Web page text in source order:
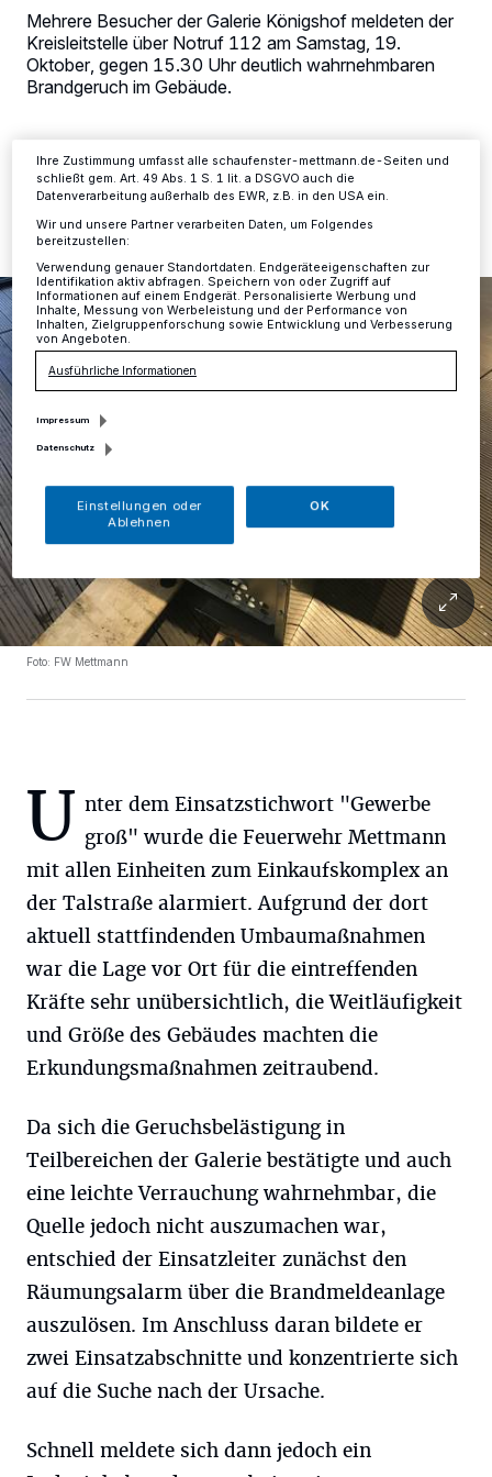
Mehrere Besucher der Galerie Königshof meldeten der
Kreisleitstelle über Notruf 112 am Samstag, 19.
Oktober, gegen 15.30 Uhr deutlich wahrnehmbaren
Brandgeruch im Gebäude.
21.10.2019 , 10:18 Uhr Eine Minute Lesezeit
Foto: FW Mettmann
U nter dem Einsatzstichwort "Gewerbe
groß" wurde die Feuerwehr Mettmann
mit allen Einheiten zum Einkaufskomplex an
der Talstraße alarmiert. Aufgrund der dort
aktuell stattfindenden Umbaumaßnahmen
war die Lage vor Ort für die eintreffenden
Kräfte sehr unübersichtlich, die Weitläufigkeit
und Größe des Gebäudes machten die
Erkundungsmaßnahmen zeitraubend.
Da sich die Geruchsbelästigung in
Teilbereichen der Galerie bestätigte und auch
eine leichte Verrauchung wahrnehmbar, die
Quelle jedoch nicht auszumachen war,
entschied der Einsatzleiter zunächst den
Räumungsalarm über die Brandmeldeanlage
auszulösen. Im Anschluss daran bildete er
zwei Einsatzabschnitte und konzentrierte sich
auf die Suche nach der Ursache.
Schnell meldete sich dann jedoch ein
Zwecke. Wenn Tracker deaktiviert sind, sind manche Inhalte und
Anzeigen möglicherweise nicht mehr so relevant für Sie. Sie können
dieses Menü jederzeit wieder aufrufen, um Ihre Einstellungen zu
ändern oder Ihre Einwilligung zu widerrufen, indem Sie auf den Link
Einstellungen oder Ablehnen am unteren Rand der Webseite klicken.
Ihre Zustimmung umfasst alle schaufenster-mettmann.de-Seiten und
schließt gem. Art. 49 Abs. 1 S. 1 lit. a DSGVO auch die
Datenverarbeitung außerhalb des EWR, z.B. in den USA ein.
Wir und unsere Partner verarbeiten Daten, um Folgendes
bereitzustellen:
Verwendung genauer Standortdaten. Endgeräteeigenschaften zur
Identifikation aktiv abfragen. Speichern von oder Zugriff auf
Informationen auf einem Endgerät. Personalisierte Werbung und
Inhalte, Messung von Werbeleistung und der Performance von
Inhalten, Zielgruppenforschung sowie Entwicklung und Verbesserung
von Angeboten.
Ausführliche Informationen
Impressum
Datenschutz
Einstellungen oder
Ablehnen
OK